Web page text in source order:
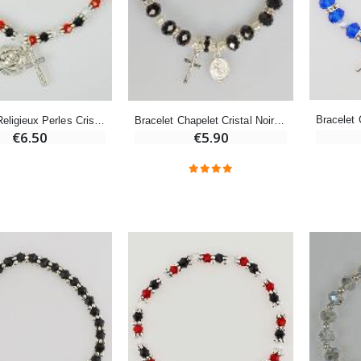
-10%
€5.50 €4.95
€78.00 €58.50
Huile d'Onction
€12.90
€130.00
€6.50
Bracelet Chapelet Cristal Noir + Médaille de Lourdes + Croix
€5.90